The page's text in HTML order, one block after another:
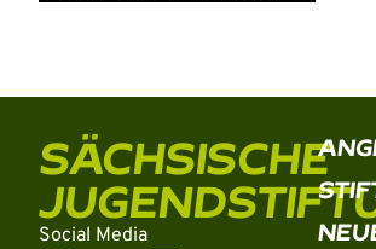
SÄCHSISCHE
Social Media